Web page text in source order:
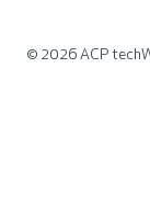
© 2026 ACP